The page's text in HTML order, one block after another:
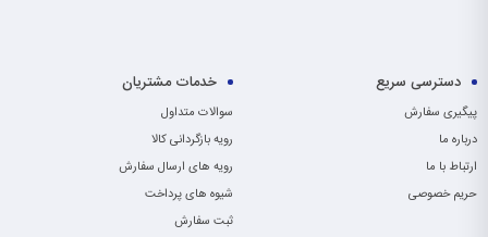
دسترسی سریع
پیگیری سفارش
درباره ما
ارتباط با ما
حریم خصوصی
خدمات مشتریان
سوالات متداول
رویه بازگردانی کالا
رویه های ارسال سفارش
شیوه های پرداخت
ثبت سفارش